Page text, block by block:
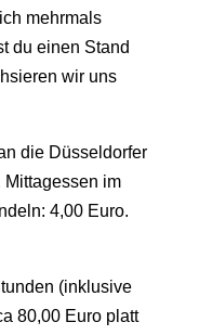
mehrmals
du einen Stand
wir uns
die Düsseldorfer
Mittagessen im
4,00 Euro.
(inklusive
80,00 Euro platt